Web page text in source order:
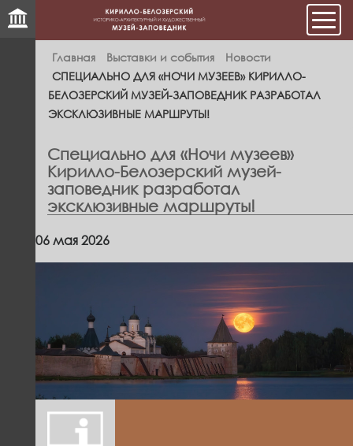
Главная Выставки и события
Новости
СПЕЦИАЛЬНО ДЛЯ «НОЧИ МУЗЕЕВ» КИРИЛЛО-
БЕЛОЗЕРСКИЙ МУЗЕЙ-ЗАПОВЕДНИК РАЗРАБОТАЛ
ЭКСКЛЮЗИВНЫЕ МАРШРУТЫ!
Специально для «Ночи музеев»
Кирилло-Белозерский музей-
заповедник разработал
эксклюзивные маршруты!
06 мая 2026